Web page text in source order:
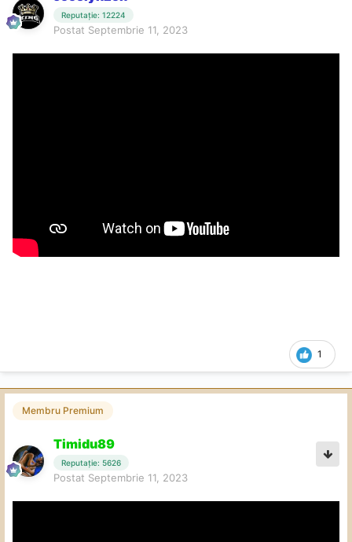
Reputație: 12224
Postat Septembrie 11, 2023
1
Membru Premium
Timidu89
Reputație: 5626
Postat Septembrie 11, 2023